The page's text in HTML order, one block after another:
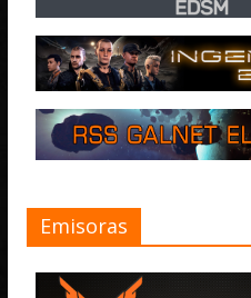
Emisoras